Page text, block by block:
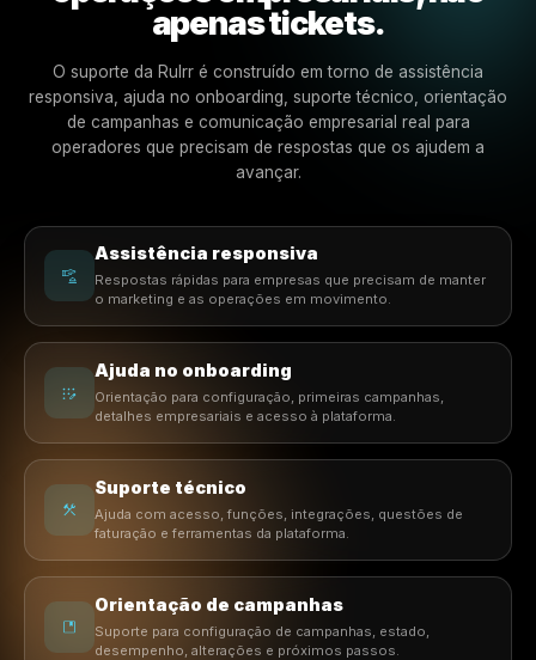
Construído para Suporte Humano Rápido
Suporte que compreende
operações empresariais,
apenas tickets.
responsiva, ajuda no onboarding, suporte técnico,
de campanhas e comunicação empresarial real
operadores que precisam de respostas que os
avançar.
Assistência responsiva
Respostas rápidas para empresas que precisam de
o marketing e as operações em movimento.
Ajuda no onboarding
Orientação para configuração, primeiras campanhas,
detalhes empresariais e acesso à plataforma.